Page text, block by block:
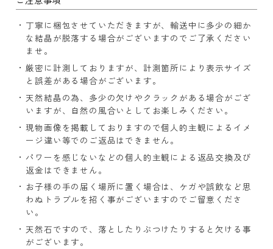
丁寧に梱包させていただきますが、輸送中に多少の細か
な結晶が脱落する場合がございますのでご了承ください
ませ。
厳密に計測しておりますが、計測箇所により表示サイズ
と誤差がある場合がございます。
天然結晶の為、多少の欠けやクラックがある場合がござ
いますが、自然の風合いとしてお楽しみください。
現物画像を掲載しておりますので個人的主観によるイメ
ージ違い等でのご返品はできません。
パワーを感じないなどの個人的主観による返品交換及び
返金はできません。
お子様の手の届く場所に置く場合は、ケガや誤飲など思
わぬトラブルを招く事がございますのでご留意くださ
い。
天然石ですので、落としたりぶつけたりすると欠ける事
がございます。